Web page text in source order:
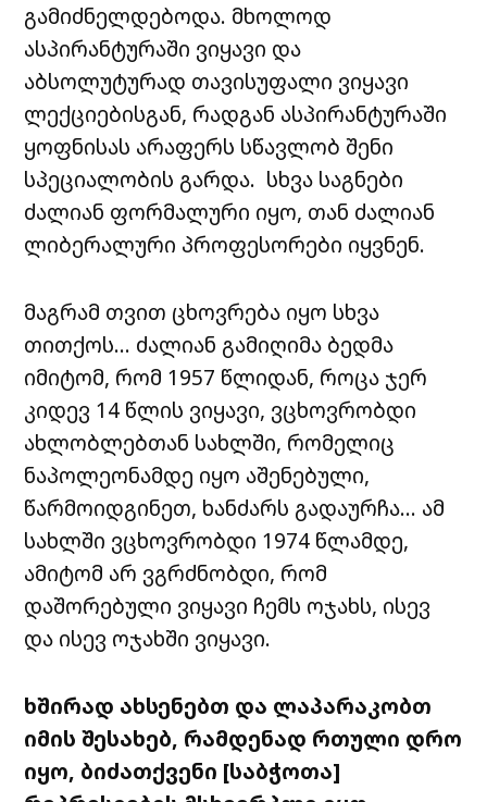
გამიძნელდებოდა. მხოლოდ
ასპირანტურაში ვიყავი და
აბსოლუტურად თავისუფალი ვიყავი
ლექციებისგან, რადგან ასპირანტურაში
ყოფნისას არაფერს სწავლობ შენი
სპეციალობის გარდა. სხვა საგნები
ძალიან ფორმალური იყო, თან ძალიან
ლიბერალური პროფესორები იყვნენ.
მაგრამ თვით ცხოვრება იყო სხვა
თითქოს… ძალიან გამიღიმა ბედმა
იმიტომ, რომ 1957 წლიდან, როცა ჯერ
კიდევ 14 წლის ვიყავი, ვცხოვრობდი
ახლობლებთან სახლში, რომელიც
ნაპოლეონამდე იყო აშენებული,
წარმოიდგინეთ, ხანძარს გადაურჩა… ამ
სახლში ვცხოვრობდი 1974 წლამდე,
ამიტომ არ ვგრძნობდი, რომ
დაშორებული ვიყავი ჩემს ოჯახს, ისევ
და ისევ ოჯახში ვიყავი.
ხშირად ახსენებთ და ლაპარაკობთ
იმის შესახებ, რამდენად რთული დრო
იყო, ბიძათქვენი [საბჭოთა]